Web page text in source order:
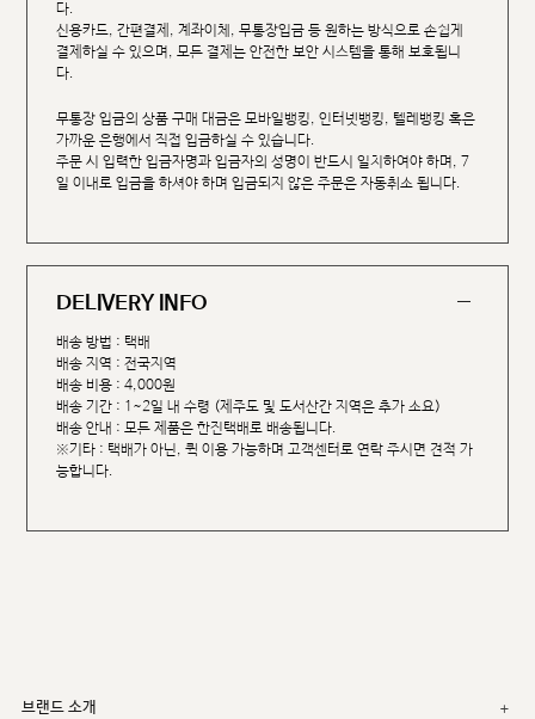
다.
신용카드, 간편결제, 계좌이체, 무통장입금 등 원하는 방식으로 손쉽게
결제하실 수 있으며, 모든 결제는 안전한 보안 시스템을 통해 보호됩니
다.
무통장 입금의 상품 구매 대금은 모바일뱅킹, 인터넷뱅킹, 텔레뱅킹 혹은
가까운 은행에서 직접 입금하실 수 있습니다.
주문 시 입력한 입금자명과 입금자의 성명이 반드시 일치하여야 하며, 7
일 이내로 입금을 하셔야 하며 입금되지 않은 주문은 자동취소 됩니다.
DELIVERY INFO
배송 방법 : 택배
배송 지역 : 전국지역
배송 비용 : 4,000원
배송 기간 : 1~2일 내 수령 (제주도 및 도서산간 지역은 추가 소요)
배송 안내 : 모든 제품은 한진택배로 배송됩니다.
※기타 : 택배가 아닌, 퀵 이용 가능하며 고객센터로 연락 주시면 견적 가
능합니다.
브랜드 소개